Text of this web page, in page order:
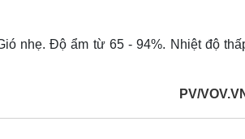
nhẹ. Độ ẩm từ 65 - 94%. Nhiệt độ
PV/